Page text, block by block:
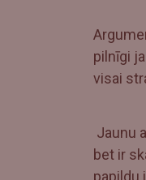
pilnīgi
visai
Jaunu
bet ir
papildu